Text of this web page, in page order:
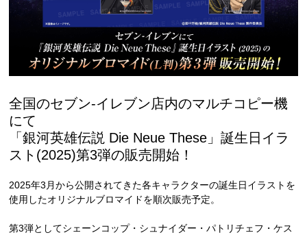
全国のセブン‐イレブン店内のマルチコピー機
にて
「銀河英雄伝説 Die Neue These」誕生日イラ
スト(2025)第3弾の販売開始！
2025年3月から公開されてきた各キャラクターの誕生日イラストを
使用したオリジナルブロマイドを順次販売予定。
第3弾としてシェーンコップ・シュナイダー・パトリチェフ・ケス